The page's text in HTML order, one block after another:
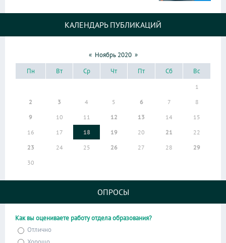
КАЛЕНДАРЬ ПУБЛИКАЦИЙ
« Ноябрь 2020 »
Пн
Вт Ср Чт Пт Сб Вс
1
2
3 4 5 6 7
8
9
10 11 12 13 14
15
16
17 18 19 20 21
22
23
24 25 26 27 28
29
30
ОПРОСЫ
Как вы оцениваете работу отдела образования?
Отлично